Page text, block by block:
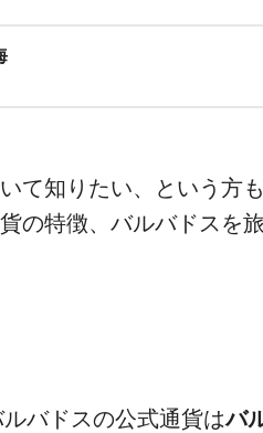
て知りたい、という方
の特徴、バルバドスを
バドスの公式通貨はバ